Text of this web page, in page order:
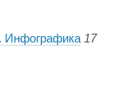
Инфографика 17